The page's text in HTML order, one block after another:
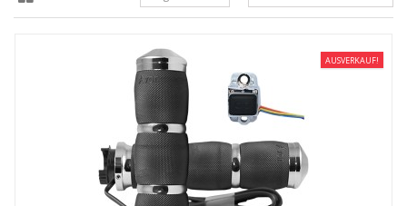
AUSVERKAUF!